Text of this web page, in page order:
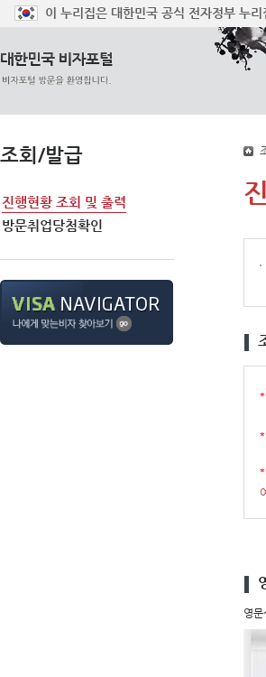
이 누리집은 대한민국 공식 전자정부 누리
조회/발급
진행현황 조회 및 출력
방문취업당첨확인
필
영